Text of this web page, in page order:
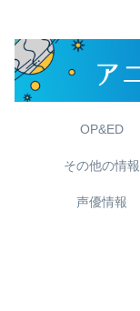
OP&ED
その他の情報
声優情報